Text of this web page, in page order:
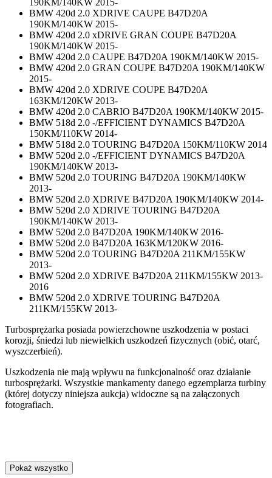
BMW 420d 2.0 XDRIVE CAUPE B47D20A
190KM/140KW 2015-
BMW 420d 2.0 xDRIVE GRAN COUPE B47D20A
190KM/140KW 2015-
BMW 420d 2.0 CAUPE B47D20A 190KM/140KW 2015-
BMW 420d 2.0 GRAN COUPE B47D20A 190KM/140KW
2015-
BMW 420d 2.0 XDRIVE COUPE B47D20A
163KM/120KW 2013-
BMW 420d 2.0 CABRIO B47D20A 190KM/140KW 2015-
BMW 518d 2.0 -/EFFICIENT DYNAMICS B47D20A
150KM/110KW 2014-
BMW 518d 2.0 TOURING B47D20A 150KM/110KW 2014
BMW 520d 2.0 -/EFFICIENT DYNAMICS B47D20A
190KM/140KW 2013-
BMW 520d 2.0 TOURING B47D20A 190KM/140KW
2013-
BMW 520d 2.0 XDRIVE B47D20A 190KM/140KW 2014-
BMW 520d 2.0 XDRIVE TOURING B47D20A
190KM/140KW 2013-
BMW 520d 2.0 B47D20A 190KM/140KW 2016-
BMW 520d 2.0 B47D20A 163KM/120KW 2016-
BMW 520d 2.0 TOURING B47D20A 211KM/155KW
2013-
BMW 520d 2.0 XDRIVE B47D20A 211KM/155KW 2013-
2016
BMW 520d 2.0 XDRIVE TOURING B47D20A
211KM/155KW 2013-
Turbosprężarka posiada powierzchowne uszkodzenia w postaci
korozji, śniedzi lub niewielkich uszkodzeń fizycznych (obić, otarć,
wyszczerbień).
Uszkodzenia nie mają wpływu na funkcjonalność oraz działanie
turbosprężarki. Wszystkie mankamenty danego egzemplarza turbiny
(której dotyczy niniejsza aukcja) widoczne są na załączonych
fotografiach.
Pokaż wszystko